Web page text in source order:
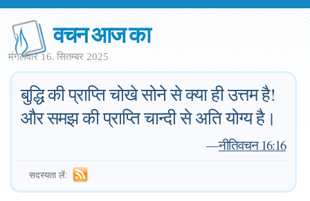
वचन आज का
मंगलवार 16. सितम्बर 2025
बुद्धि की प्राप्ति चोखे सोने से क्या ही उत्तम है!
और समझ की प्राप्ति चान्दी से अति योग्य है।
—नीतिवचन 16:16
सदस्यता लें: